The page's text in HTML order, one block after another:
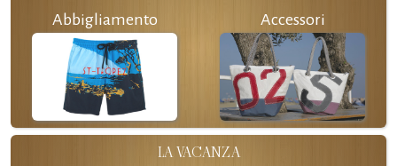
Abbigliamento Accessori
LA VACANZA